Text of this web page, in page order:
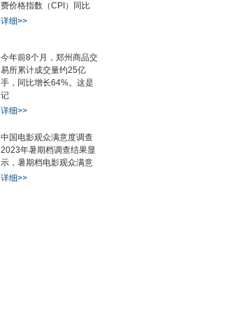
费价格指数（CPI）同比
详细>>
今年前8个月，郑州商品交
易所累计成交量约25亿
手，同比增长64%。这是
记
详细>>
中国电影观众满意度调查
2023年暑期档调查结果显
示，暑期档电影观众满意
详细>>